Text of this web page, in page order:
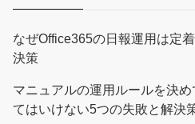
なぜOffice365の日報運用は定
決策
マニュアルの運用ルールを決
てはいけない5つの失敗と解決